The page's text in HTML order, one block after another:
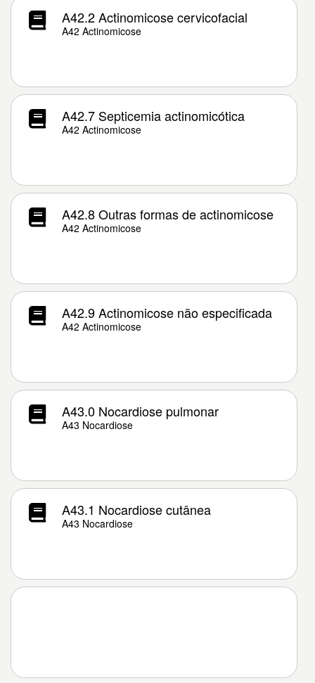
A42.2 Actinomicose cervicofacial
A42 Actinomicose
A42.7 Septicemia actinomicótica
A42 Actinomicose
A42.8 Outras formas de actinomicose
A42 Actinomicose
A42.9 Actinomicose não especificada
A42 Actinomicose
A43.0 Nocardiose pulmonar
A43 Nocardiose
A43.1 Nocardiose cutânea
A43 Nocardiose